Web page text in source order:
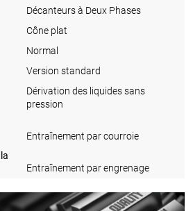
Décanteurs à Deux Phases
Cône plat
Normal
Version standard
Dérivation des liquides sans
pression
Entraînement par courroie
Entraînement par engrenage